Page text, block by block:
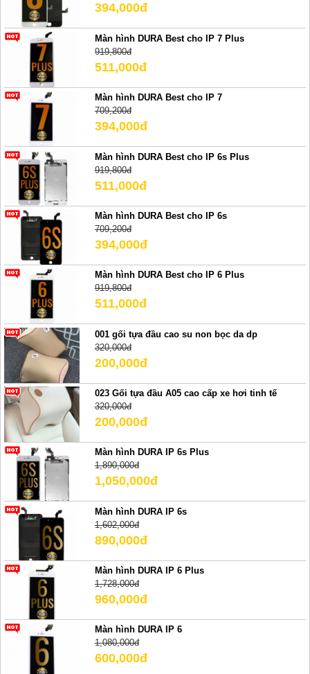
394,000đ
Màn hình DURA Best cho IP 7 Plus
919,800đ
511,000đ
Màn hình DURA Best cho IP 7
709,200đ
394,000đ
Màn hình DURA Best cho IP 6s Plus
919,800đ
511,000đ
Màn hình DURA Best cho IP 6s
709,200đ
394,000đ
Màn hình DURA Best cho IP 6 Plus
919,800đ
511,000đ
001 gối tựa đầu cao su non bọc da dp
320,000đ
200,000đ
023 Gối tựa đầu A05 cao cấp xe hơi tinh tế
320,000đ
200,000đ
Màn hình DURA IP 6s Plus
1,890,000đ
1,050,000đ
Màn hình DURA IP 6s
1,602,000đ
890,000đ
Màn hình DURA IP 6 Plus
1,728,000đ
960,000đ
Màn hình DURA IP 6
1,080,000đ
600,000đ